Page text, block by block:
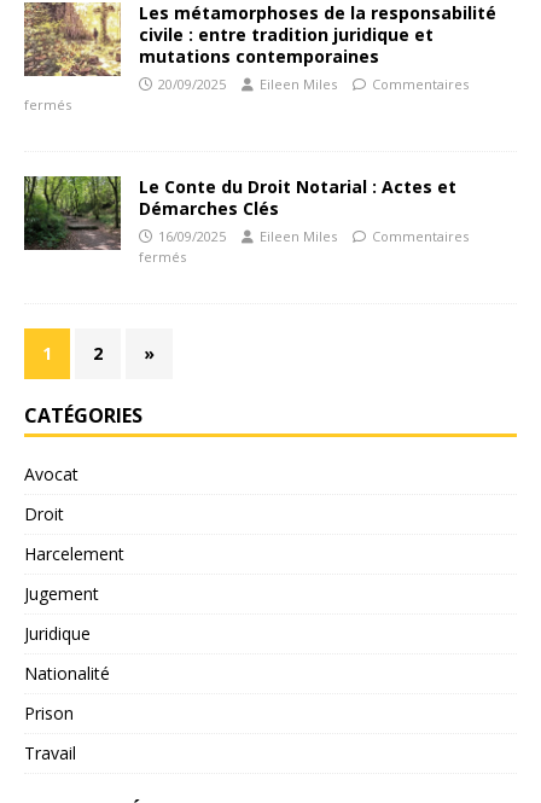
Les métamorphoses de la responsabilité
civile : entre tradition juridique et
mutations contemporaines
20/09/2025 Eileen Miles
Commentaires
fermés
Le Conte du Droit Notarial : Actes et
Démarches Clés
16/09/2025 Eileen Miles
Commentaires
fermés
1 2 »
CATÉGORIES
Avocat
Droit
Harcelement
Jugement
Juridique
Nationalité
Prison
Travail